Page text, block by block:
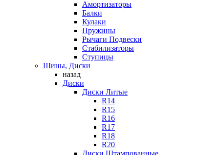
Амортизаторы
Балки
Кулаки
Пружины
Рычаги Подвески
Стабилизаторы
Ступицы
Шины, Диски
назад
Диски
Диски Литые
R14
R15
R16
R17
R18
R20
Диски Штампованные